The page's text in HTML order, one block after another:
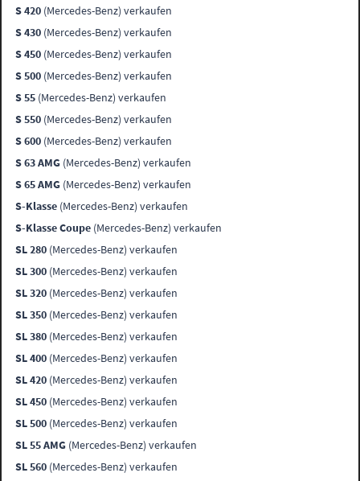
S 420 (Mercedes-Benz) verkaufen
S 430 (Mercedes-Benz) verkaufen
S 450 (Mercedes-Benz) verkaufen
S 500 (Mercedes-Benz) verkaufen
S 55 (Mercedes-Benz) verkaufen
S 550 (Mercedes-Benz) verkaufen
S 600 (Mercedes-Benz) verkaufen
S 63 AMG (Mercedes-Benz) verkaufen
S 65 AMG (Mercedes-Benz) verkaufen
S-Klasse (Mercedes-Benz) verkaufen
S-Klasse Coupe (Mercedes-Benz) verkaufen
SL 280 (Mercedes-Benz) verkaufen
SL 300 (Mercedes-Benz) verkaufen
SL 320 (Mercedes-Benz) verkaufen
SL 350 (Mercedes-Benz) verkaufen
SL 380 (Mercedes-Benz) verkaufen
SL 400 (Mercedes-Benz) verkaufen
SL 420 (Mercedes-Benz) verkaufen
SL 450 (Mercedes-Benz) verkaufen
SL 500 (Mercedes-Benz) verkaufen
SL 55 AMG (Mercedes-Benz) verkaufen
SL 560 (Mercedes-Benz) verkaufen